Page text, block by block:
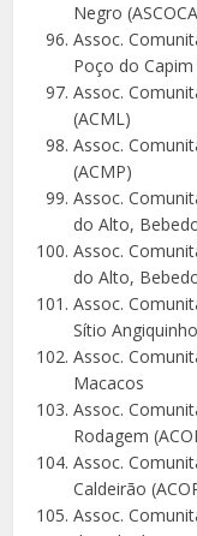
Negro
Assoc.
Poço do Capim
Assoc.
(ACML)
Assoc.
(ACMP)
Assoc.
do Alto,
Assoc.
do Alto,
Assoc.
Sítio
Assoc.
Macacos
Assoc.
Rodagem
Assoc.
Caldeirão
Assoc.